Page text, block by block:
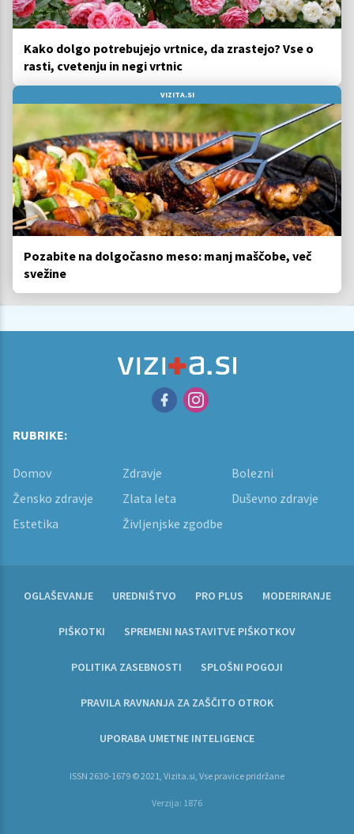
Kako dolgo potrebujejo vrtnice, da zrastejo? Vse o
rasti, cvetenju in negi vrtnic
VIZITA.SI
Pozabite na dolgočasno meso: manj maščobe, več
svežine
RUBRIKE:
Domov Zdravje
Bolezni
Žensko zdravje
Zlata leta
Duševno zdravje
Estetika
Življenjske zgodbe
OGLAŠEVANJE UREDNIŠTVO PRO PLUS MODERIRANJE
PIŠKOTKI SPREMENI NASTAVITVE PIŠKOTKOV
POLITIKA ZASEBNOSTI SPLOŠNI POGOJI
PRAVILA RAVNANJA ZA ZAŠČITO OTROK
UPORABA UMETNE INTELIGENCE
ISSN 2630-1679 © 2021, Vizita.si, Vse pravice pridržane
Verzija: 1876